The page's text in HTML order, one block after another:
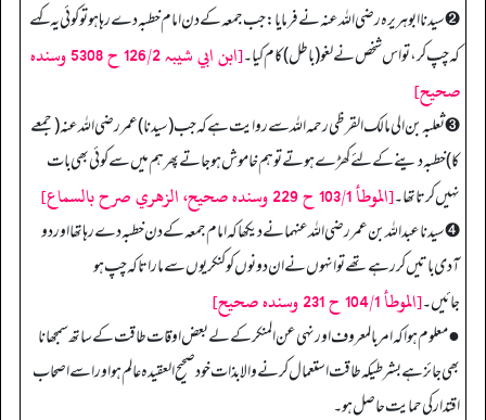
➋ سیدنا ابوہریرہ رضی اللہ عنہ نے فرمایا: جب جمعہ کے دن امام خطبہ دے رہا ہو تو کوئی یہ کہے
کہ چپ کر، تو اس شخص نے لغو (باطل) کام کیا۔
[ابن ابي شيبہ 126/2 ح 5308 وسنده
صحيح]
➌ ثعلبہ بن الی ما لک القرظی رحمہ اللہ سے روایت ہے کہ جب (سیدنا) عمر رضی اللہ عنہ (جمعے
کا) خطبہ دینے کے لئے کھڑے ہوتے تو ہم خاموش ہوجاتے پھر ہم میں سے کوئی بھی بات
نہیں کرتا تھا۔[الموطأ 103/1 ح 229 وسندہ صحيح، الزهري صرح بالسماع]
➍ سيدنا عبدالله بن عمر رضی اللہ عنہما نے دیکھا کہ امام جمعہ کے دن خطبہ دے رہا تھا اور دو
آدی باتیں کررہے تھے تو انہوں نے ان دونوں کو کنکریوں سے مارا تاکہ چپ ہو
جائیں۔[الموطأ 104/1 ح 231 وسندہ صحیح]
● معلوم ہوا کہ امر بالمعروف اور نہی عن المنکر کے لے بعض اوقات طاقت کے ساتھ سمجھانا
بھی جائز ہے بشرطیکہ طاقت استعمال کرنے والا بذات خود صحیح العقیدہ عالم ہو اور اسے اصحاب
اقتدار کی حمایت حاصل ہو۔